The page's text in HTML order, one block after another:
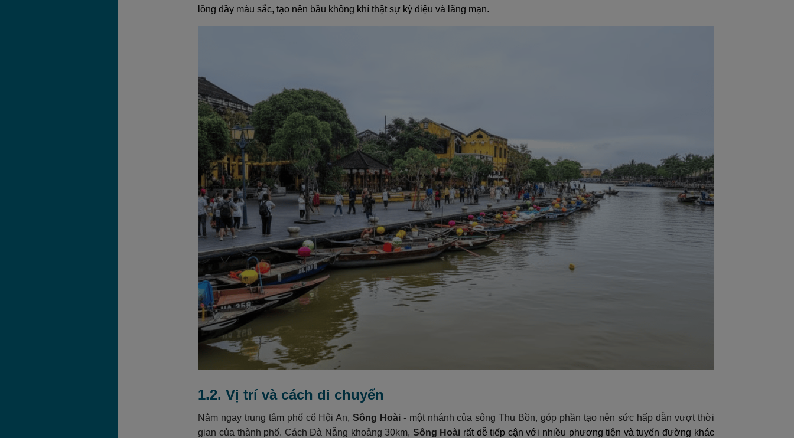
lồng đầy màu sắc, tạo nên bầu không khí thật sự kỳ diệu và lãng mạn.
1.2. Vị trí và cách di chuyển
Nằm ngay trung tâm phố cổ Hội An,Sông Hoài - một nhánh của sông Thu Bồn, góp phần tạo nên sức hấp dẫn vượt thời
gian của thành phố. Cách Đà Nẵng khoảng 30km, Sông Hoài rất dễ tiếp cận với nhiều phương tiện và tuyến đường khác